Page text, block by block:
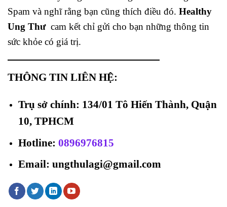
Spam và nghĩ rằng bạn cũng thích điều đó. Healthy
Ung Thư cam kết chỉ gửi cho bạn những thông tin
sức khỏe có giá trị.
THÔNG TIN LIÊN HỆ:
Trụ sở chính: 134/01 Tô Hiến Thành, Quận
10, TPHCM
Hotline: 0896976815
Email: ungthulagi@gmail.com